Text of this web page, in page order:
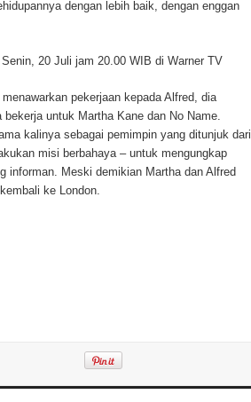
dengan lebih baik, dengan enggan
20 Juli jam 20.00 WIB di Warner TV
pekerjaan kepada Alfred, dia
untuk Martha Kane dan No Name.
kalinya sebagai pemimpin yang ditunjuk dari
misi berbahaya – untuk mengungkap
informan. Meski demikian Martha dan Alfred
ke London.